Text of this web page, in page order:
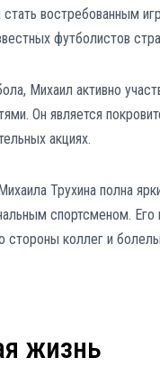
стать востребованным
футболистов
Михаил активно
Он является
акциях.
Трухина полна
спортсменом.
стороны коллег и
жизнь